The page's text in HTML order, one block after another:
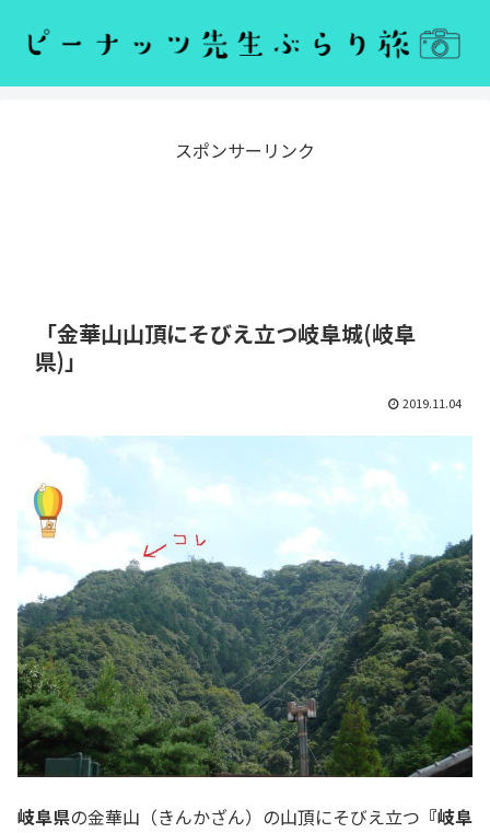
スポンサーリンク
「金華山山頂にそびえ立つ岐阜城(岐阜
県)」
2019.11.04
岐阜県の金華山（きんかざん）の山頂にそびえ立つ 『岐阜